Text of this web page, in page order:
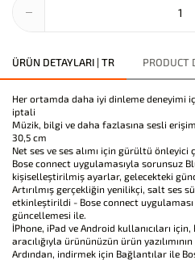
ÜRÜN DETAYLARI | TR PRODUCT
Her ortamda daha iyi dinleme deneyimi
iptali
Müzik, bilgi ve daha fazlasına sesli
30,5 cm
Net ses ve ses alımı için gürültü
Bose connect uygulamasıyla sorunsuz
kişiselleştirilmiş ayarlar, gelecekteki
Artırılmış gerçekliğin yenilikçi, salt ses
etkinleştirildi - Bose connect uygulaması
güncellemesi ile.
İPhone, iPad ve Android kullanıcıları
aracılığıyla ürününüzün ürün
Ardından, indirmek için Bağlantılar ile